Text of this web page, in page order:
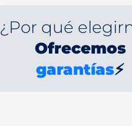
¿Por qué
Ofrecemos
garantías⚡